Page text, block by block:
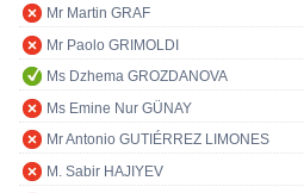
Mr Martin GRAF
Mr Paolo GRIMOLDI
Ms Dzhema GROZDANOVA
Ms Emine Nur GÜNAY
Mr Antonio GUTIÉRREZ LIMONES
M. Sabir HAJIYEV